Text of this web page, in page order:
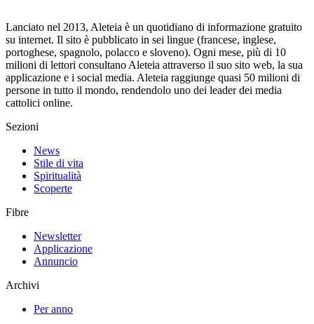
Lanciato nel 2013, Aleteia è un quotidiano di informazione gratuito
su internet. Il sito è pubblicato in sei lingue (francese, inglese,
portoghese, spagnolo, polacco e sloveno). Ogni mese, più di 10
milioni di lettori consultano Aleteia attraverso il suo sito web, la sua
applicazione e i social media. Aleteia raggiunge quasi 50 milioni di
persone in tutto il mondo, rendendolo uno dei leader dei media
cattolici online.
Sezioni
News
Stile di vita
Spiritualità
Scoperte
Fibre
Newsletter
Applicazione
Annuncio
Archivi
Per anno